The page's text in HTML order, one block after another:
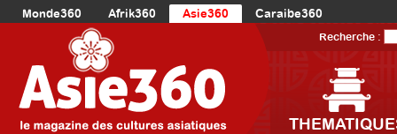
Monde360 Afrik360 Asie360
Caraibe360
Europe360
AmériqueDuNord360
Océanie360
Recherche :